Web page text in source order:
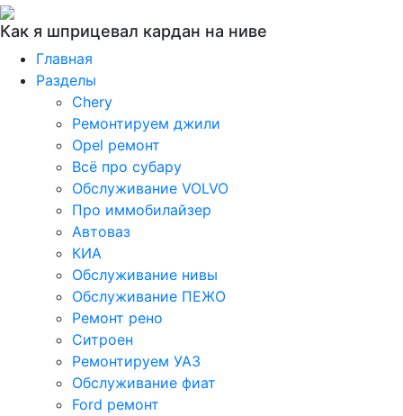
Как я шприцевал кардан на ниве
Главная
Разделы
Chery
Ремонтируем джили
Opel ремонт
Всё про субару
Обслуживание VOLVO
Про иммобилайзер
Автоваз
КИА
Обслуживание нивы
Обслуживание ПЕЖО
Ремонт рено
Ситроен
Ремонтируем УАЗ
Обслуживание фиат
Ford ремонт